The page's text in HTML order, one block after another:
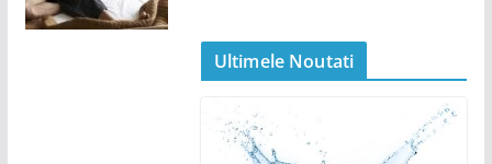
Ultimele Noutati